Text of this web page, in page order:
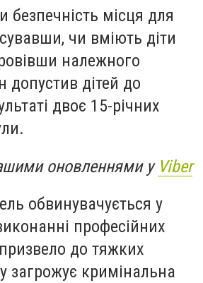
безпечність місця для
чи вміють діти
належного
допустив дітей до
двоє 15-річних
оновленнями у Viber
обвинувачується у
професійних
до тяжких
загрожує кримінальна